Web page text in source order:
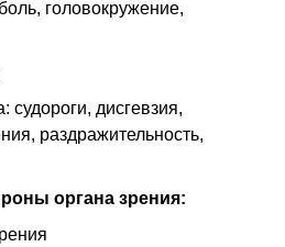
головокружение,
судороги, дисгевзия,
раздражительность,
органа зрения: